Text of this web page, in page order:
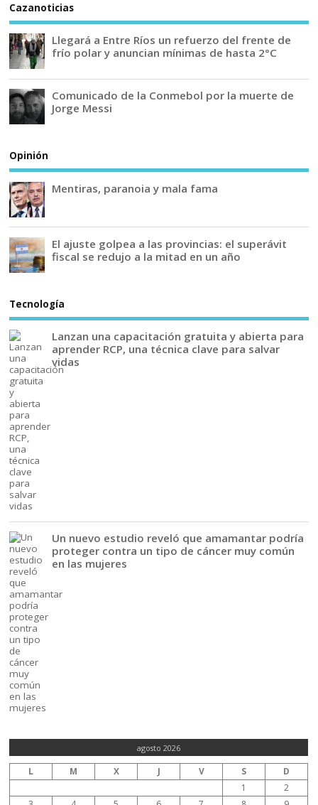
Cazanoticias
Llegará a Entre Ríos un refuerzo del frente de
frío polar y anuncian mínimas de hasta 2°C
Comunicado de la Conmebol por la muerte de
Jorge Messi
Opinión
Mentiras, paranoia y mala fama
El ajuste golpea a las provincias: el superávit
fiscal se redujo a la mitad en un año
Tecnología
Lanzan una capacitación gratuita y abierta para
aprender RCP, una técnica clave para salvar
vidas
Un nuevo estudio reveló que amamantar podría
proteger contra un tipo de cáncer muy común
en las mujeres
agosto 2026
L M X J V S
D
1
2